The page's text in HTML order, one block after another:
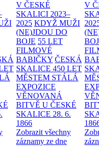
V ČESKÉ
SKALICI 2023–
2025 KDYŽ MUŽI
(NE)JDOU DO
BOJE 55 LET
FILMOVÉ
BABIČKY ČESKÁ
SKALICE 450 LET
MĚSTEM STÁLÁ
EXPOZICE
VĚNOVANÁ
BITVĚ U ČESKÉ
SKALICE 28. 6.
1866
Zobrazit všechny
záznamy ze dne
V